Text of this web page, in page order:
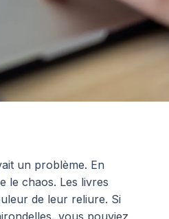
un problème. En
le chaos. Les livres
de leur reliure. Si